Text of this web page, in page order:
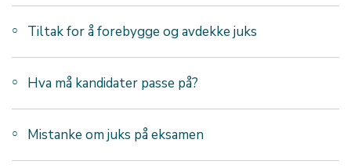
Tiltak for å forebygge og avdekke juks
Hva må kandidater passe på?
Mistanke om juks på eksamen